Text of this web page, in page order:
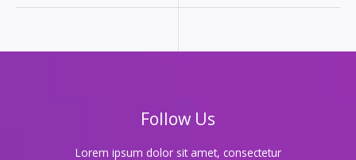
라
Follow Us
Lorem ipsum dolor sit amet, consectetur